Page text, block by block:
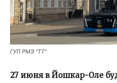
ГУП РМЭ "ТТ"
27 июня в Йошкар-Оле